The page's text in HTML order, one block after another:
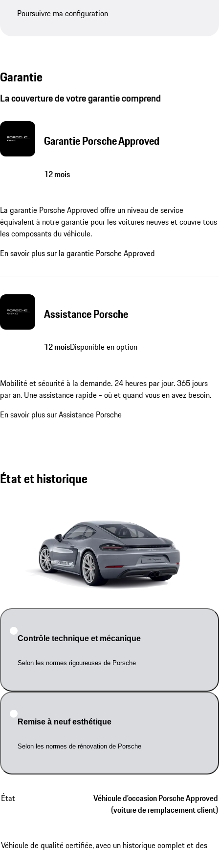
Poursuivre ma configuration
Garantie
La couverture de votre garantie comprend
Garantie Porsche Approved
12 mois
La garantie Porsche Approved offre un niveau de service
équivalent à notre garantie pour les voitures neuves et couvre tous
les composants du véhicule.
En savoir plus sur la garantie Porsche Approved
Assistance Porsche
12 moisDisponible en option
Mobilité et sécurité à la demande. 24 heures par jour. 365 jours
par an. Une assistance rapide - où et quand vous en avez besoin.
En savoir plus sur Assistance Porsche
État et historique
Contrôle technique et mécanique
Selon les normes rigoureuses de Porsche
Remise à neuf esthétique
Selon les normes de rénovation de Porsche
État
Véhicule d’occasion Porsche Approved
(voiture de remplacement client)
Véhicule de qualité certifiée, avec un historique complet et des